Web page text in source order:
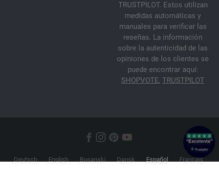
TRUSTPILOT. Estos utilizan
medidas automáticas y
manuales para verificar las
reseñas. La información
sobre la autenticidad de las
opiniones de los clientes se
puede encontrar aquí:
SHOPVOTE, TRUSTPILOT
Deutsch English Bosanski Dansk Español
Français